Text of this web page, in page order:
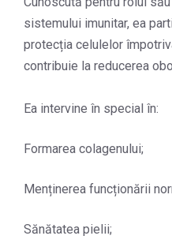
sistemului imunitar, ea
protecția celulelor
contribuie la reducerea
Ea intervine în special în:
Formarea colagenului;
Menținerea funcționării
Sănătatea pielii;